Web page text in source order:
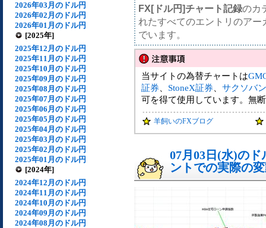
2026年03月のドル円
2026年02月のドル円
2026年01月のドル円
[2025年]
2025年12月のドル円
2025年11月のドル円
2025年10月のドル円
2025年09月のドル円
2025年08月のドル円
2025年07月のドル円
2025年06月のドル円
2025年05月のドル円
2025年04月のドル円
2025年03月のドル円
2025年02月のドル円
2025年01月のドル円
[2024年]
2024年12月のドル円
2024年11月のドル円
2024年10月のドル円
2024年09月のドル円
2024年08月のドル円
FX[ドル円]チャート記録のカ
れたすべてのエントリのア
でいます。
当サイトの為替チャートは
証券
StoneX証券
サクソバ
可を得て使用しています。無
羊飼いのFXブログ
07月03日(水)の
ントでの実際の